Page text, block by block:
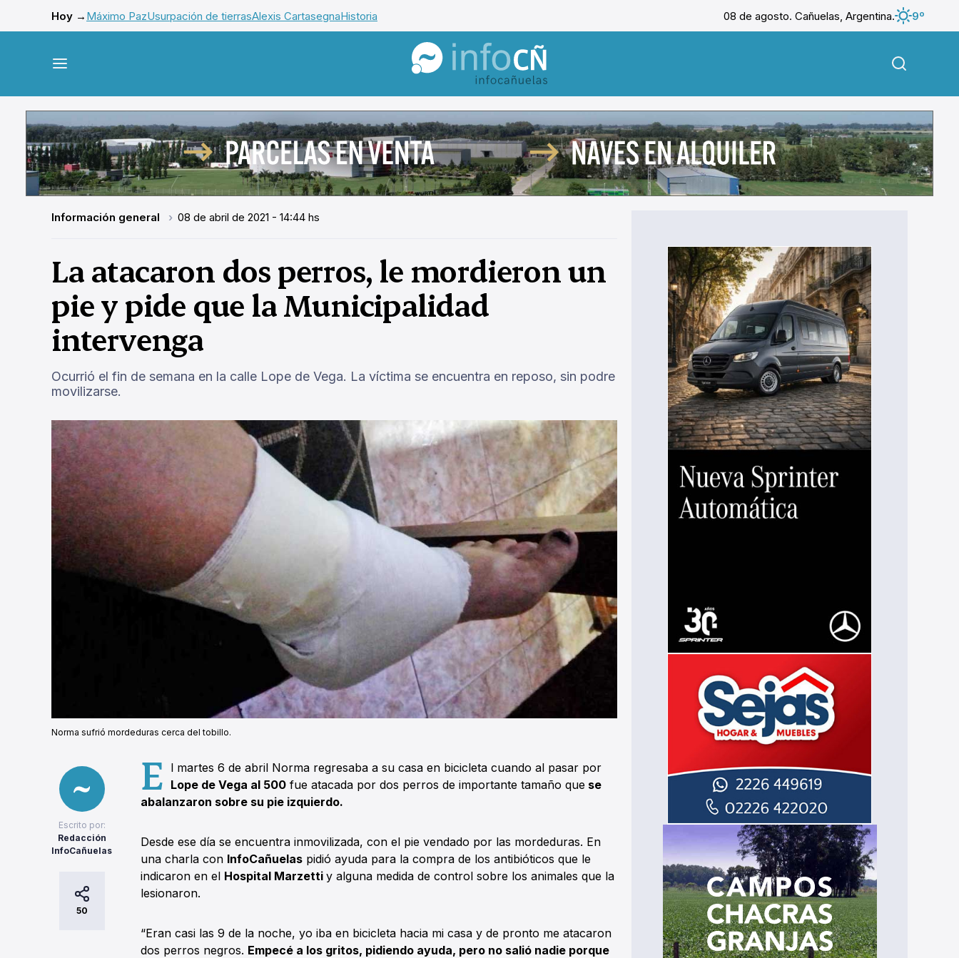
Hoy → Máximo PazUsurpación de tierrasAlexis CartasegnaHistoria 08 de agosto. Cañuelas, Argentina.
9º
InfoCañuelas
Información general 08 de abril de 2021 - 14:44 hs
La atacaron dos perros, le mordieron un
pie y pide que la Municipalidad
intervenga
Ocurrió el fin de semana en la calle Lope de Vega. La víctima se encuentra en reposo, sin podre
movilizarse.
Norma sufrió mordeduras cerca del tobillo.
Escrito por:
Redacción
InfoCañuelas
50
E l martes 6 de abril Norma regresaba a su casa en bicicleta cuando al pasar por
Lope de Vega al 500 fue atacada por dos perros de importante tamaño que se
abalanzaron sobre su pie izquierdo.
Desde ese día se encuentra inmovilizada, con el pie vendado por las mordeduras. En
una charla con InfoCañuelas pidió ayuda para la compra de los antibióticos que le
indicaron en el Hospital Marzetti y alguna medida de control sobre los animales que la
lesionaron.
“Eran casi las 9 de la noche, yo iba en bicicleta hacia mi casa y de pronto me atacaron
dos perros negros. Empecé a los gritos, pidiendo ayuda, pero no salió nadie porque